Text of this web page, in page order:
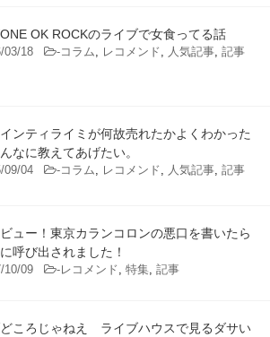
OK ROCKのライブで女食ってる話
03/18 -コラム, レコメンド, 人気記事, 記事
ンティライミが何故売れたかよくわかった
なに教えてあげたい。
09/04 -コラム, レコメンド, 人気記事, 記事
ュー！東京カランコロンの悪口を書いたら
呼び出されました！
10/09 -レコメンド, 特集, 記事
ころじゃねえ ライブハウスで見るダサい